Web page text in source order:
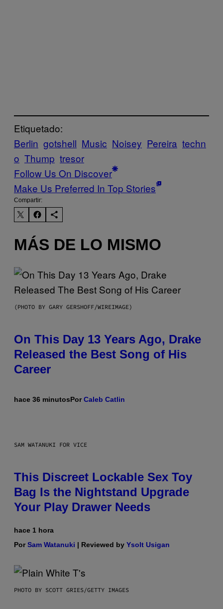
Etiquetado:
Berlin gotshell Music Noisey Pereira techn
o Thump tresor
Follow Us On Discover
Make Us Preferred In Top Stories
Compartir:
MÁS DE LO MISMO
(PHOTO BY GARY GERSHOFF/WIREIMAGE)
On This Day 13 Years Ago, Drake
Released the Best Song of His
Career
hace 36 minutosPorCaleb Catlin
SAM WATANUKI FOR VICE
This Discreet Lockable Sex Toy
Bag Is the Nightstand Upgrade
Your Play Drawer Needs
hace 1 hora
PorSam Watanuki | Reviewed by Ysolt Usigan
PHOTO BY SCOTT GRIES/GETTY IMAGES